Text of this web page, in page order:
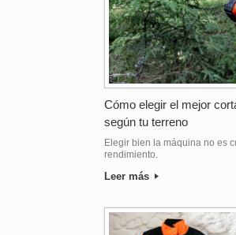
Cómo elegir el mejor
según tu terreno
Elegir bien la máquina no es
rendimiento.
Leer más